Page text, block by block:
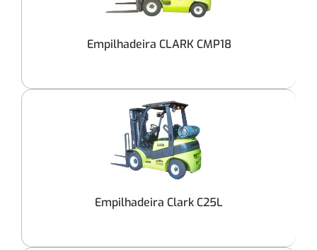
Empilhadeira CLARK CMP18
Empilhadeira Clark C25L